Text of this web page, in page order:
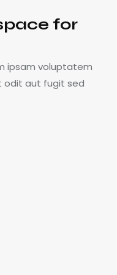
for
ipsam voluptatem
odit aut fugit sed